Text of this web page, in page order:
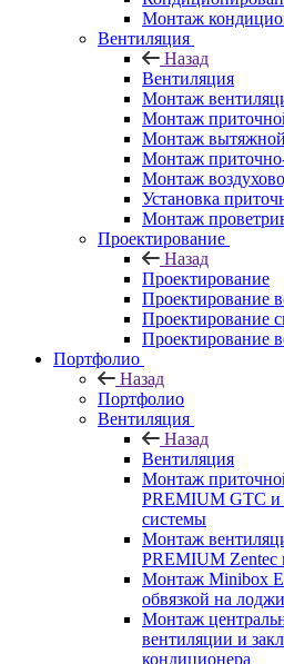
Монтаж
Вентиляция
Назад
Вентиляция
Монтаж
Монтаж
Монтаж
Монтаж
Монтаж
Установка
Монтаж
Проектирование
Назад
Проектирование
Проектирование
Проектирование
Проектирование
Портфолио
Назад
Портфолио
Вентиляция
Назад
Вентиляция
Монтаж
PREMIUM GTC и
системы
Монтаж
PREMIUM Zentec
Монтаж Minibox
обвязкой на
Монтаж
вентиляции и
кондиционера